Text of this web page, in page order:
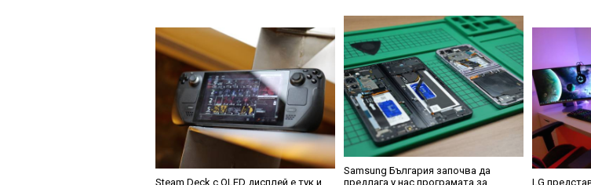
Steam Deck с OLED дисплей е тук и
Samsung България започва да
предлага у нас програмата за
LG